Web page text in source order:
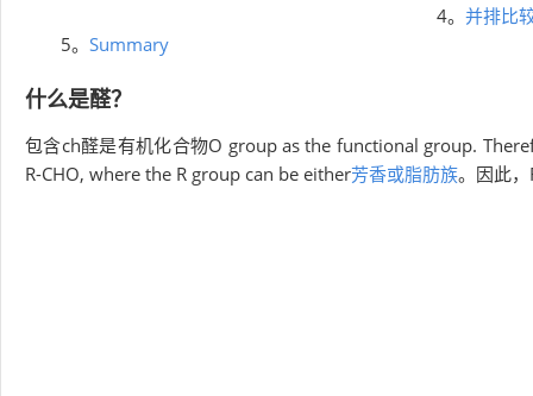
4。 并排比
5。 Summary
什么是醛？
包含ch醛是有机化合物O group as the functional group.
R-CHO, where the R group can be either芳香或脂肪族。因此